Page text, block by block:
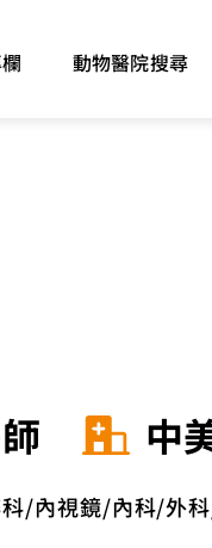
動物醫院搜尋
中
內視鏡 內科 外科